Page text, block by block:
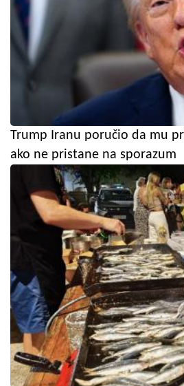
Trump Iranu poručio da mu
ako ne pristane na sporazum